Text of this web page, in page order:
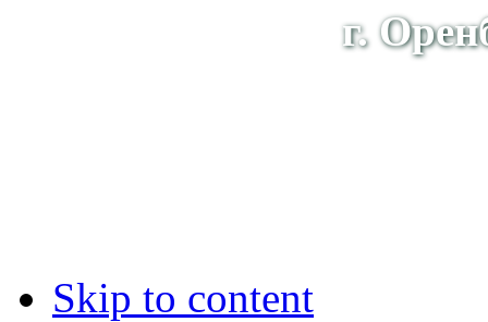
г.
Skip to content